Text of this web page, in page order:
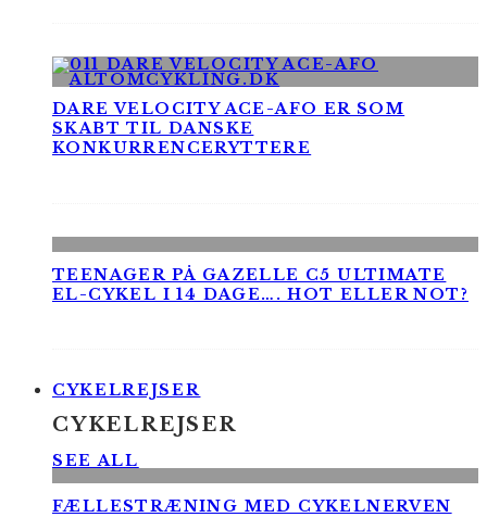
DARE VELOCITY ACE-AFO ER SOM
SKABT TIL DANSKE
KONKURRENCERYTTERE
TEENAGER PÅ GAZELLE C5 ULTIMATE
EL-CYKEL I 14 DAGE…. HOT ELLER NOT?
CYKELREJSER
CYKELREJSER
SEE ALL
FÆLLESTRÆNING MED CYKELNERVEN